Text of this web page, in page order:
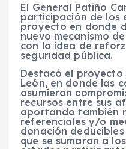
El General Patiño
participación de los
proyecto en donde
nuevo mecanismo
con la idea de
seguridad pública.
Destacó el proyecto
León, en donde las
asumieron
recursos entre sus
aportando también
referenciales y/o
donación
que se sumaron a